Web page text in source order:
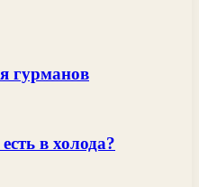
гурманов
в холода?